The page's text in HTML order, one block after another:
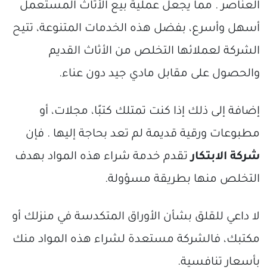
العناصر . مما يجعل عملية بيع الأثاث المستعمل
أسهل وأسرع، بفضل هذه الخدمات المتنوعة، تتيح
الشركة لعملائها التخلص من الأثاث القديم
والحصول على مقابل مادي جيد دون عناء.
إضافة إلى ذلك إذا كنت تمتلك كتبًا، مجلات، أو
مطبوعات ورقية قديمة لم تعد بحاجة إليها . فإن
شركة الابتكارتقدم خدمة شراء هذه المواد بهدف
التخلص منها بطريقة مسؤولة.
لا داعي للقلق بشأن الأوراق المتكدسة في منزلك أو
مكتبك، فالشركة مستعدة لشراء هذه المواد منك
بأسعار تنافسية.